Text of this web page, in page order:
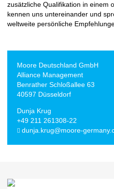
zusätzliche Qualifikation in einem
kennen uns untereinander und
weltweite persönliche
Moore Deutschland GmbH
Alliance Management
Benrather Schloßallee 63
40597 Düsseldorf
Dunja Krug
+49 211 261308-22
dunja.krug@moore-